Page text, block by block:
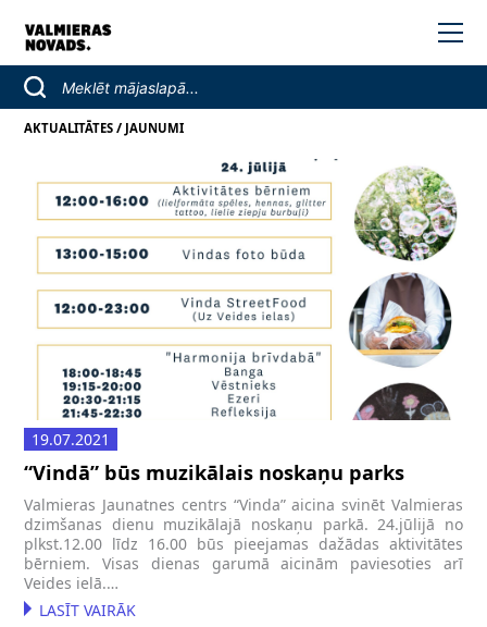
AKTUALITĀTES / JAUNUMI
19.07.2021
“Vindā” būs muzikālais noskaņu parks
Valmieras Jaunatnes centrs “Vinda” aicina svinēt Valmieras
dzimšanas dienu muzikālajā noskaņu parkā. 24.jūlijā no
plkst.12.00 līdz 16.00 būs pieejamas dažādas aktivitātes
bērniem. Visas dienas garumā aicinām paviesoties arī
Veides ielā.…
LASĪT VAIRĀK